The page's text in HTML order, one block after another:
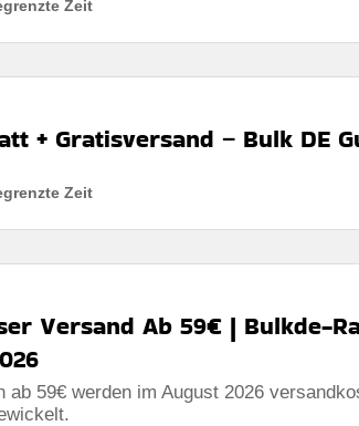
finden sie auf der website des
Zeit
+ Gratisversand – Bulk DE
Zeit
über 50€
finden sie auf der website des
Versand Ab 59€ | Bulkde-
ab 59€ werden im August 2026